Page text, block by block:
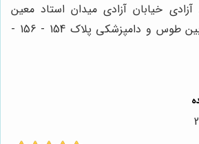
خیابان آزادی میدان استاد معین
خیابان ۲۱ متری جی بین طوس و دامپزشکی پلاک 154 - 156 -